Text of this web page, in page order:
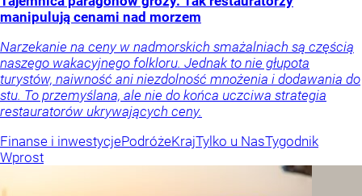
manipulują cenami nad morzem
Narzekanie na ceny w nadmorskich smażalniach są częścią
naszego wakacyjnego folkloru. Jednak to nie głupota
turystów, naiwność ani niezdolność mnożenia i dodawania do
stu. To przemyślana, ale nie do końca uczciwa strategia
restauratorów ukrywających ceny.
Finanse i inwestycjePodróżeKrajTylko u NasTygodnik
Wprost